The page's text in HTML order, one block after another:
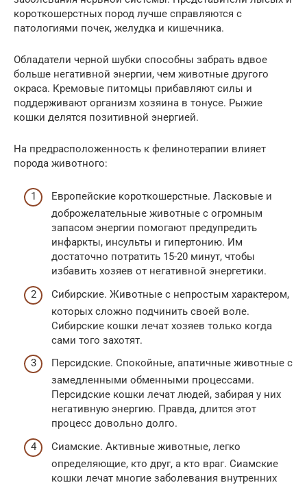
короткошерстных пород лучше справляются с
патологиями почек, желудка и кишечника.
Обладатели черной шубки способны забрать вдвое
больше негативной энергии, чем животные другого
окраса. Кремовые питомцы прибавляют силы и
поддерживают организм хозяина в тонусе. Рыжие
кошки делятся позитивной энергией.
На предрасположенность к фелинотерапии влияет
порода животного:
Европейские короткошерстные. Ласковые и
доброжелательные животные с огромным
запасом энергии помогают предупредить
инфаркты, инсульты и гипертонию. Им
достаточно потратить 15-20 минут, чтобы
избавить хозяев от негативной энергетики.
Сибирские. Животные с непростым характером,
которых сложно подчинить своей воле.
Сибирские кошки лечат хозяев только когда
сами того захотят.
Персидские. Спокойные, апатичные животные с
замедленными обменными процессами.
Персидские кошки лечат людей, забирая у них
негативную энергию. Правда, длится этот
процесс довольно долго.
Сиамские. Активные животные, легко
определяющие, кто друг, а кто враг. Сиамские
кошки лечат многие заболевания внутренних